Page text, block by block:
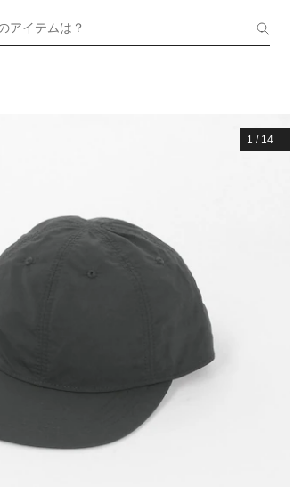
アイテムは？
1 / 14